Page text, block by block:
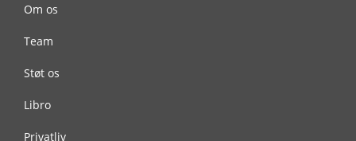
Om os
Team
Støt os
Libro
Privatliv